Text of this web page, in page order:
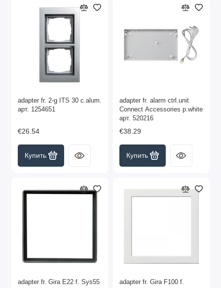
adapter fr. 2-g ITS 30 c.alum.
арт. 1254651
€26.54
Купить
adapter fr. alarm ctrl.unit
Connect Accessories p.white
арт. 520216
€38.29
Купить
adapter fr. Gira E22 f. Sys55
adapter fr. Gira F100 f.